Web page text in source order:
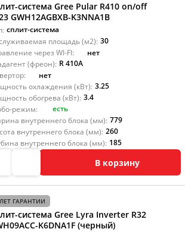
система Gree Pular R410 on/off
GWH12AGBXB-K3NNA1B
сплит-система
площадь (м2): 30
через WI-FI:
нет
(фреон): R 410A
нет
охлаждения (кВт): 3.25
обогрева (кВт): 3.4
режим:
есть
внутреннего блока (мм): 779
внутреннего блока (мм): 260
внутреннего блока (мм): 185
В корзину
ГАРАНТИИ
система Gree Lyra Inverter R32
K6DNA1F (черный)